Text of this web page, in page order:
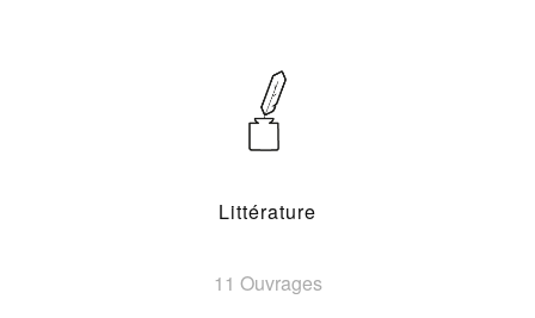
Littérature
11 Ouvrages